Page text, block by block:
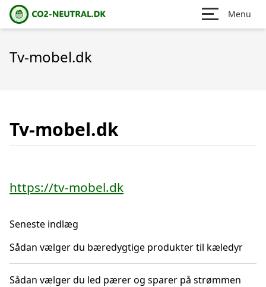
Menu
Tv-mobel.dk
Tv-mobel.dk
https://tv-mobel.dk
Seneste indlæg
Sådan vælger du bæredygtige produkter til kæledyr
Sådan vælger du led pærer og sparer på strømmen